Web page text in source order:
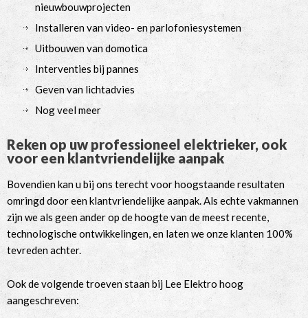
nieuwbouwprojecten
Installeren van video- en parlofoniesystemen
Uitbouwen van domotica
Interventies bij pannes
Geven van lichtadvies
Nog veel meer
Reken op uw professioneel elektrieker, ook
voor een klantvriendelijke aanpak
Bovendien kan u bij ons terecht voor hoogstaande resultaten
omringd door een klantvriendelijke aanpak. Als echte vakmannen
zijn we als geen ander op de hoogte van de meest recente,
technologische ontwikkelingen, en laten we onze klanten 100%
tevreden achter.
Ook de volgende troeven staan bij Lee Elektro hoog
aangeschreven: